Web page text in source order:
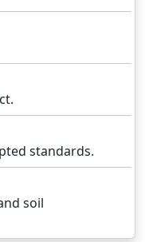
standards.
soil